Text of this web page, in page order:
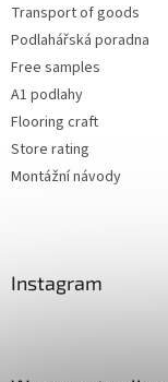
Transport of goods
Podlahářská poradna
Free samples
A1 podlahy
Flooring craft
Store rating
Montážní návody
Instagram